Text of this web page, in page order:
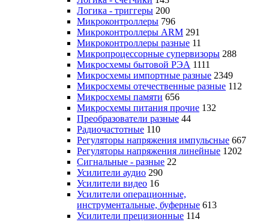
Логика - триггеры 200
Микроконтроллеры 796
Микроконтроллеры ARM 291
Микроконтроллеры разные 11
Микропроцессорные супервизоры 288
Микросхемы бытовой РЭА 1111
Микросхемы импортные разные 2349
Микросхемы отечественные разные 112
Микросхемы памяти 656
Микросхемы питания прочие 132
Преобразователи разные 44
Радиочастотные 110
Регуляторы напряжения импульсные 667
Регуляторы напряжения линейные 1202
Сигнальные - разные 22
Усилители аудио 290
Усилители видео 16
Усилители операционные,
инструментальные, буферные 613
Усилители прецизионные 114